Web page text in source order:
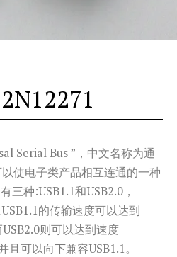
Serial Bus ”，中文名称为通
使电子类产品相互连通的一种
三种:USB1.1和USB2.0，
的传输速度可以达到
则可以达到速度
可以向下兼容USB1.1。